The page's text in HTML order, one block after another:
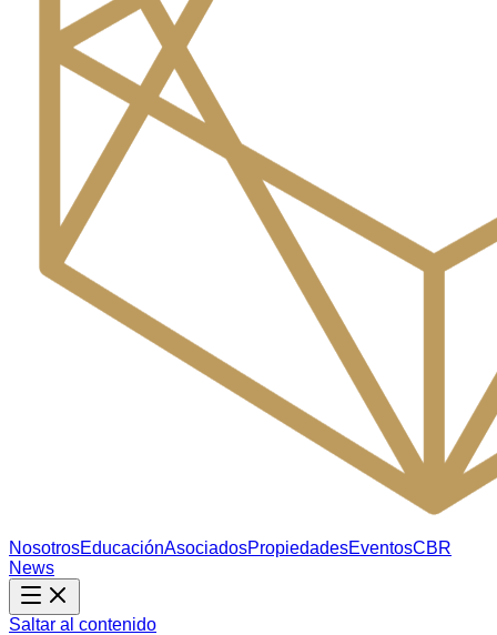
NosotrosEducaciónAsociadosPropiedadesEventosCBR
News
Saltar al contenido